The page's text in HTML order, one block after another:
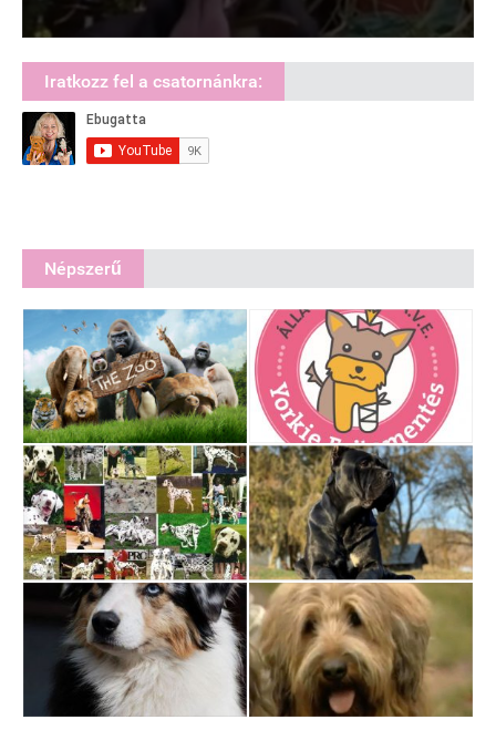
Iratkozz fel a csatornánkra:
Népszerű